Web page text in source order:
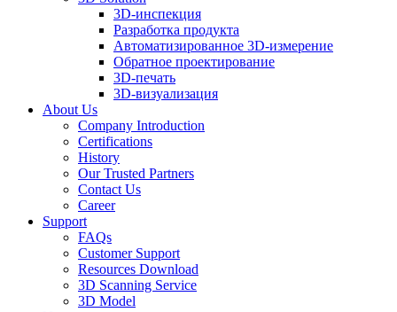
3D-инспекция
Разработка продукта
Автоматизированное 3D-измерение
Обратное проектирование
3D-печать
3D-визуализация
About Us
Company Introduction
Certifications
History
Our Trusted Partners
Contact Us
Career
Support
FAQs
Customer Support
Resources Download
3D Scanning Service
3D Model